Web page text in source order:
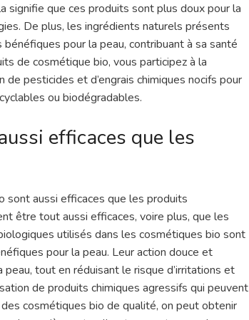
signifie que ces produits sont plus doux pour la
De plus, les ingrédients naturels présents
pour la peau, contribuant à sa santé
de cosmétique bio, vous participez à la
de pesticides et d’engrais chimiques nocifs pour
ou biodégradables.
efficaces que les
sont aussi efficaces que les produits
être tout aussi efficaces, voire plus, que les
utilisés dans les cosmétiques bio sont
pour la peau. Leur action douce et
tout en réduisant le risque d’irritations et
de produits chimiques agressifs qui peuvent
cosmétiques bio de qualité, on peut obtenir